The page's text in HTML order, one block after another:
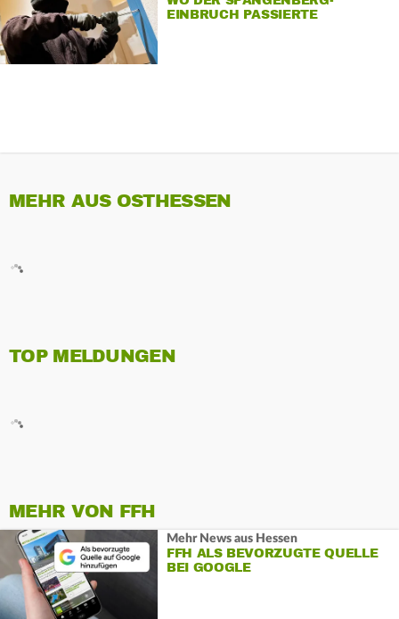
EINBRUCH PASSIERTE
MEHR AUS OSTHESSEN
TOP MELDUNGEN
MEHR VON FFH
Mehr News aus Hessen
FFH ALS BEVORZUGTE QUELLE
BEI GOOGLE